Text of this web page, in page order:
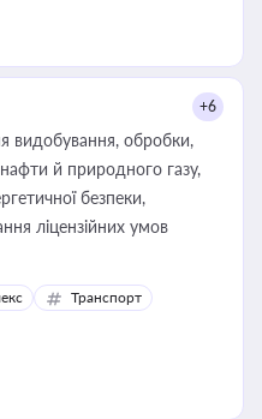
+6
видобування, обробки,
нафти й природного газу,
безпеки,
ліцензійних умов
Транспорт